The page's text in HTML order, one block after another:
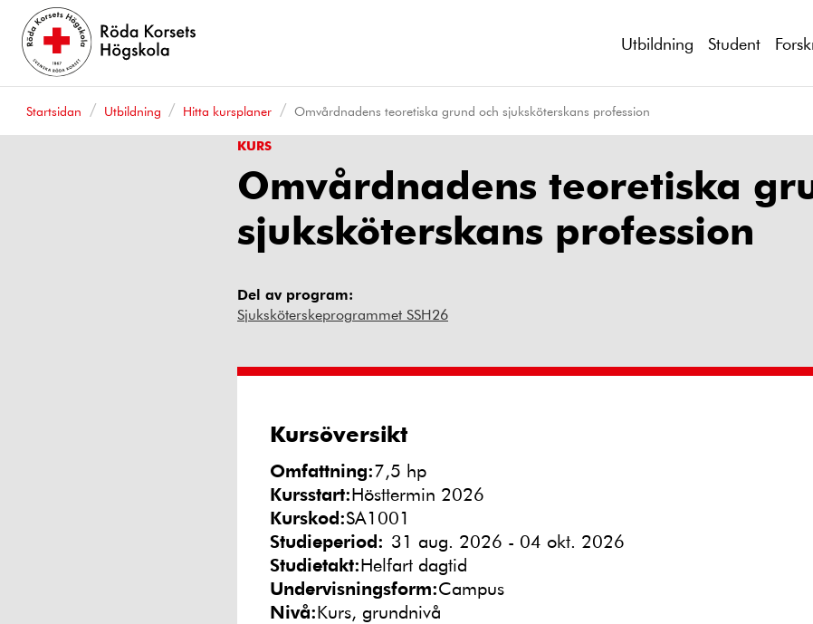
Utbildning Student
Startsidan Utbildning Hitta kursplaner
Omvårdnadens teoretiska grund och sjuksköterskans profession
KURS
Omvårdnadens teoretiska
sjuksköterskans profession
Del av program:
Sjuksköterskeprogrammet SSH26
Kursöversikt
Omfattning:7,5 hp
Kursstart:Hösttermin 2026
Kurskod:SA1001
Studieperiod: 31 aug. 2026 - 04 okt. 2026
Studietakt:Helfart dagtid
Undervisningsform:Campus
Nivå:Kurs, grundnivå